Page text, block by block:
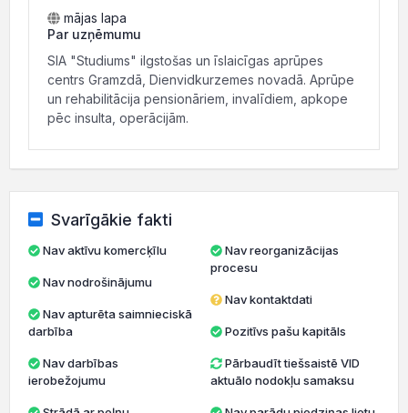
mājas lapa
Par uzņēmumu
SIA "Studiums" ilgstošas un īslaicīgas aprūpes
centrs Gramzdā, Dienvidkurzemes novadā. Aprūpe
un rehabilitācija pensionāriem, invalīdiem, apkope
pēc insulta, operācijām.
Svarīgākie fakti
Nav aktīvu komercķīlu
Nav nodrošinājumu
darbība
ierobežojumu
Nav reorganizācijas
procesu
Nav kontaktdati
Pozitīvs pašu kapitāls
Pārbaudīt tiešsaistē VID
aktuālo nodokļu samaksu